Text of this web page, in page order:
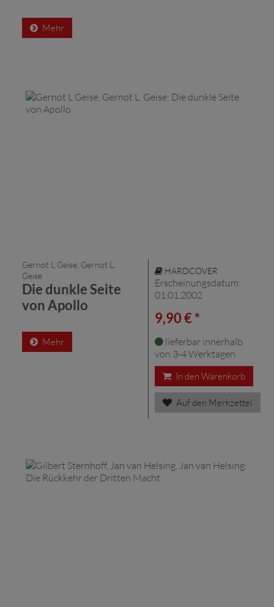
Mehr
Gernot L Geise, Gernot L.
Geise
Die dunkle Seite
von Apollo
Mehr
HARDCOVER
Erscheinungsdatum:
01.01.2002
9,90 € *
lieferbar innerhalb
von 3-4 Werktagen
In den Warenkorb
Auf den Merkzettel